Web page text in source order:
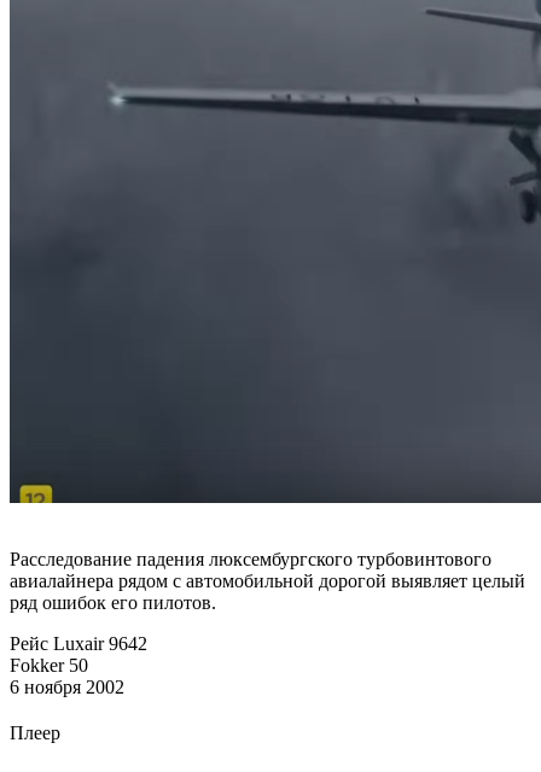
Расследование падения люксембургского турбовинтового
авиалайнера рядом с автомобильной дорогой выявляет целый
ряд ошибок его пилотов.
Рейс Luxair 9642
Fokker 50
6 ноября 2002
Плеер